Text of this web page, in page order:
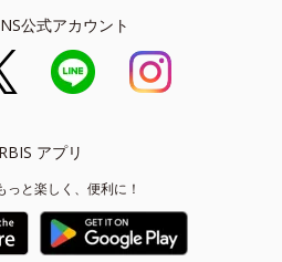
公式アカウント
アプリ
っと楽しく、便利に！